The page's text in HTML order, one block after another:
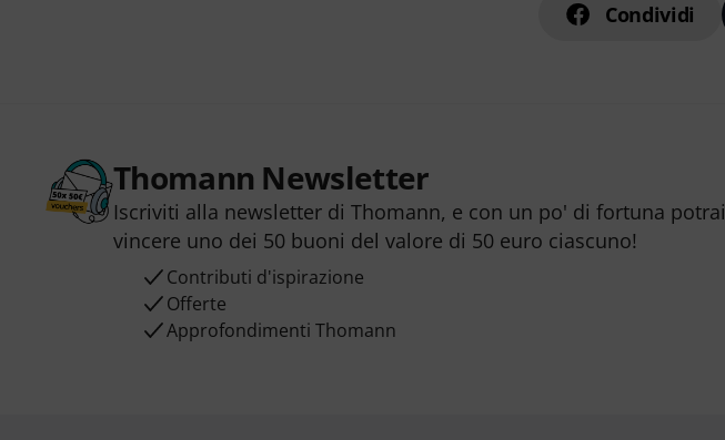
Condividi
Thomann Newsletter
Iscriviti alla newsletter di Thomann, e con un po' di fortuna potrai
vincere uno dei 50 buoni del valore di 50 euro ciascuno!
Contributi d'ispirazione
Offerte
Approfondimenti Thomann